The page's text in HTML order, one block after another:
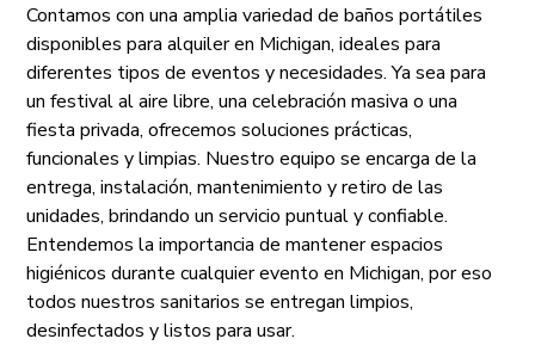
Contamos con una amplia variedad de baños portátiles
disponibles para alquiler en Michigan, ideales para
diferentes tipos de eventos y necesidades. Ya sea para
un festival al aire libre, una celebración masiva o una
fiesta privada, ofrecemos soluciones prácticas,
funcionales y limpias. Nuestro equipo se encarga de la
entrega, instalación, mantenimiento y retiro de las
unidades, brindando un servicio puntual y confiable.
Entendemos la importancia de mantener espacios
higiénicos durante cualquier evento en Michigan, por eso
todos nuestros sanitarios se entregan limpios,
desinfectados y listos para usar.